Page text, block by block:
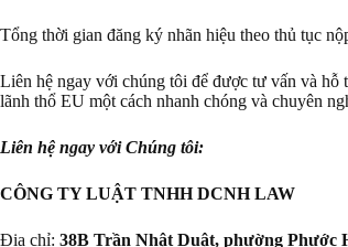
Tổng thời gian đăng ký nhãn hiệu theo thủ tục
Liên hệ ngay với chúng tôi để được tư vấn và hỗ
lãnh thổ EU một cách nhanh chóng và chuyên
Liên hệ ngay với Chúng tôi:
CÔNG TY LUẬT TNHH DCNH LAW
Địa chỉ: 38B Trần Nhật Duật, phường Phước